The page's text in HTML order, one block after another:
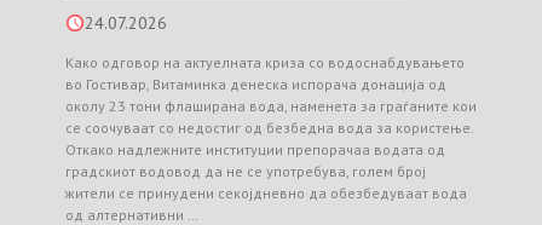
24.07.2026
Како одговор на актуелната криза со водоснабдувањето
во Гостивар, Витаминка денеска испорача донација од
околу 23 тони флаширана вода, наменета за граѓаните кои
се соочуваат со недостиг од безбедна вода за користење.
Откако надлежните институции препорачаа водата од
градскиот водовод да не се употребува, голем број
жители се принудени секојдневно да обезбедуваат вода
од алтернативни …